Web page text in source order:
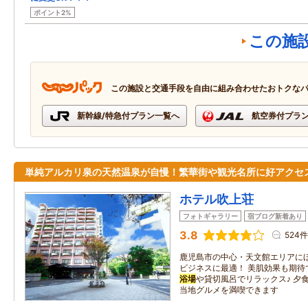
ポイント2%
この施
この施設と交通手段を自由に組み合わせたおトクな
新幹線/特急付プラン一覧へ 航空券付プラ
単純アルカリ泉の天然温泉が自慢！繁華街や観光名所に好アク
ホテル吹上荘
フォトギャラリー 宿ブログ新着あり
3.8 524件
鹿児島市の中心・天文館エリアに
ビジネスに最適！ 美肌効果も期
浴場や貸切風呂でリラックス♪ 夕
当地グルメを満喫できます